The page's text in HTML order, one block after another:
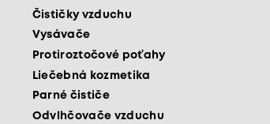
Čističky vzduchu
Vysávače
Protiroztočové poťahy
Liečebná kozmetika
Parné čističe
Odvlhčovače vzduchu